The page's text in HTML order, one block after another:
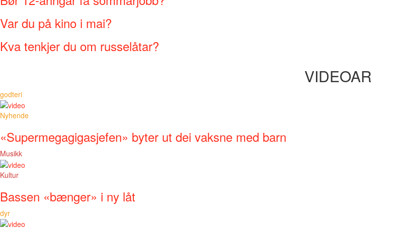
Var du på kino i mai?
Kva tenkjer du om russelåtar?
VIDEOAR
godteri
Nyhende
«Supermegagigasjefen» byter ut dei vaksne med barn
Musikk
Kultur
Bassen «bænger» i ny låt
dyr